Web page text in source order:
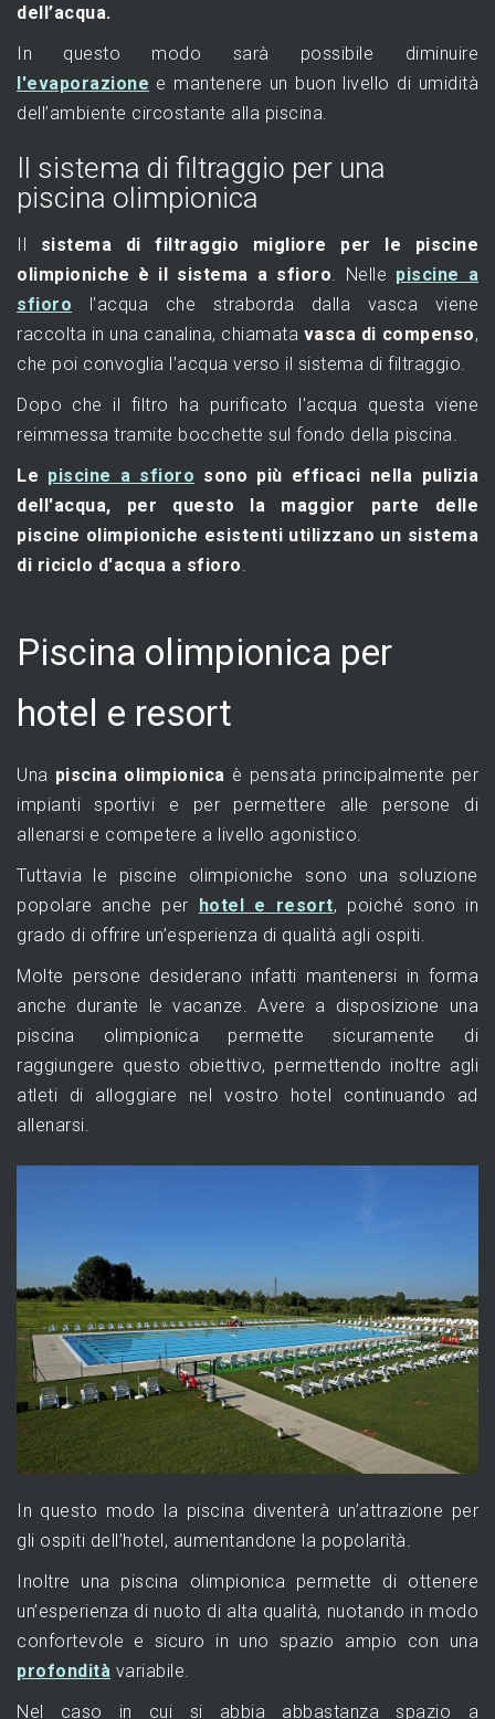
dell’acqua.
In questo modo sarà possibile diminuire
l'evaporazione e mantenere un buon livello di umidità
dell’ambiente circostante alla piscina.
Il sistema di filtraggio per una
piscina olimpionica
Il sistema di filtraggio migliore per le piscine
olimpioniche è il sistema a sfioro. Nelle piscine a
sfioro l'acqua che straborda dalla vasca viene
raccolta in una canalina, chiamata vasca di compenso,
che poi convoglia l'acqua verso il sistema di filtraggio.
Dopo che il filtro ha purificato l'acqua questa viene
reimmessa tramite bocchette sul fondo della piscina.
Le piscine a sfioro sono più efficaci nella pulizia
dell'acqua, per questo la maggior parte delle
piscine olimpioniche esistenti utilizzano un sistema
di riciclo d'acqua a sfioro.
Piscina olimpionica per
hotel e resort
Una piscina olimpionica è pensata principalmente per
impianti sportivi e per permettere alle persone di
allenarsi e competere a livello agonistico.
Tuttavia le piscine olimpioniche sono una soluzione
popolare anche per hotel e resort, poiché sono in
grado di offrire un’esperienza di qualità agli ospiti.
Molte persone desiderano infatti mantenersi in forma
anche durante le vacanze. Avere a disposizione una
piscina olimpionica permette sicuramente di
raggiungere questo obiettivo, permettendo inoltre agli
atleti di alloggiare nel vostro hotel continuando ad
allenarsi.
In questo modo la piscina diventerà un’attrazione per
gli ospiti dell’hotel, aumentandone la popolarità.
Inoltre una piscina olimpionica permette di ottenere
un’esperienza di nuoto di alta qualità, nuotando in modo
confortevole e sicuro in uno spazio ampio con una
profondità variabile.
Nel caso in cui si abbia abbastanza spazio a